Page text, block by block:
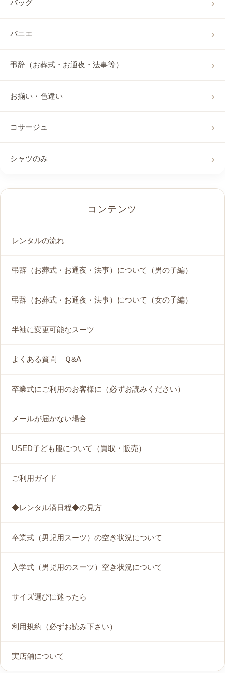
バッグ
パニエ
弔辞（お葬式・お通夜・法事等）
お揃い・色違い
コサージュ
シャツのみ
コンテンツ
レンタルの流れ
弔辞（お葬式・お通夜・法事）について（男の子編）
弔辞（お葬式・お通夜・法事）について（女の子編）
半袖に変更可能なスーツ
よくある質問 Ｑ&A
卒業式にご利用のお客様に（必ずお読みください）
メールが届かない場合
USED子ども服について（買取・販売）
ご利用ガイド
◆レンタル済日程◆の見方
卒業式（男児用スーツ）の空き状況について
入学式（男児用のスーツ）空き状況について
サイズ選びに迷ったら
利用規約（必ずお読み下さい）
実店舗について